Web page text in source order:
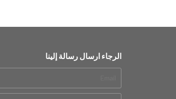
الرجاء ارسال رسالة إلينا